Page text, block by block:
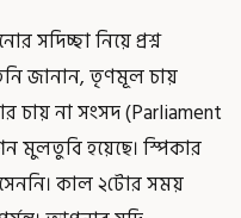
সদিচ্ছা নিয়ে প্রশ্ন
জানান, তৃণমূল চায়
না সংসদ (Parliament
হয়েছে। স্পিকার
কাল ২টোর সময়